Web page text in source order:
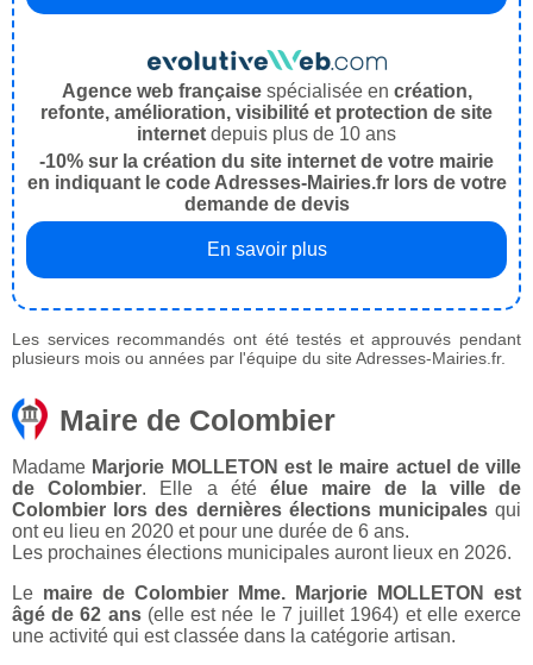
Agence web françaisespécialisée en création,
refonte, amélioration, visibilité et protection de site
internet depuis plus de 10 ans
-10% sur la création du site internet de votre mairie
en indiquant le code Adresses-Mairies.fr lors de votre
demande de devis
En savoir plus
Les services recommandés ont été testés et approuvés pendant
plusieurs mois ou années par l'équipe du site Adresses-Mairies.fr.
Maire de Colombier
Madame Marjorie MOLLETON est le maire actuel de ville
de Colombier. Elle a étéélue maire de la ville de
Colombier lors des dernières élections municipalesqui
ont eu lieu en 2020 et pour une durée de 6 ans.
Les prochaines élections municipales auront lieux en 2026.
Le maire de Colombier Mme. Marjorie MOLLETON est
âgé de 62 ans(elle est née le 7 juillet 1964) et elle exerce
une activité qui est classée dans la catégorie artisan.